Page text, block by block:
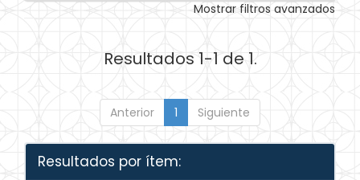
Mostrar filtros avanzados
Resultados 1-1 de 1.
Anterior 1 Siguiente
Resultados por ítem: